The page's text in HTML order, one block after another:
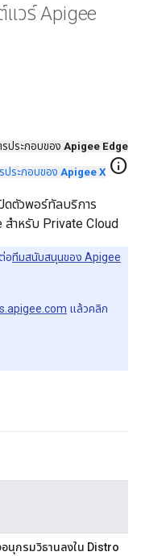
วร์ Apigee
ประกอบของ Apigee Edge
ประกอบของ Apigee X info
ดตัวพอร์ทัลบริการ
ำหรับ Private Cloud
อทีมสนับสนุนของ Apigee
แล้วคลิก
นุกรมวิธานลงใน Distro